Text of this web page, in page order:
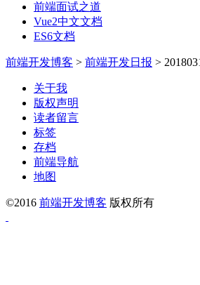
前端面试之道
Vue2中文文档
ES6文档
前端开发博客 > 前端开发日报 >
关于我
版权声明
读者留言
标签
存档
前端导航
地图
©2016 前端开发博客 版权所有